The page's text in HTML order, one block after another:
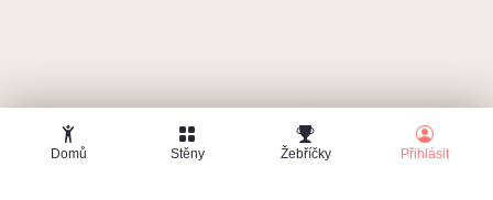
Domů Stěny Žebříčky Přihlásit